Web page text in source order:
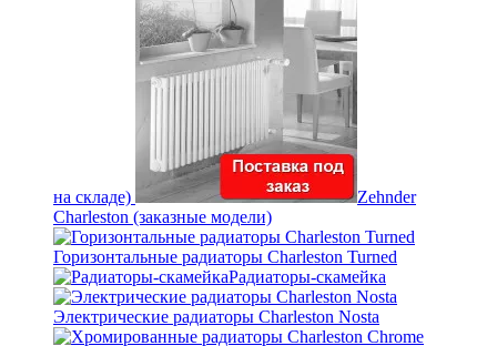
на складе)
Zehnder
Charleston (заказные модели)
Горизонтальные радиаторы Charleston Turned
Радиаторы-скамейка
Электрические радиаторы Charleston Nosta